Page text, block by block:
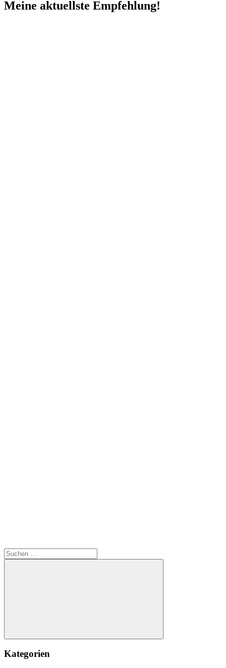
Meine aktuellste Empfehlung!
Suchen
nach:
Suchen
Kategorien